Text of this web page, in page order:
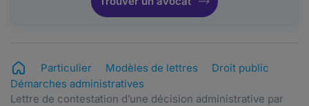
Particulier Modèles de lettres
Droit public
Démarches administratives
Lettre de contestation d’une décision administrative par